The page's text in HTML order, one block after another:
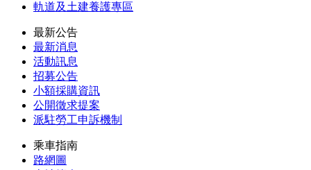
軌道及土建養護專區
最新公告
最新消息
活動訊息
招募公告
小額採購資訊
公開徵求提案
派駐勞工申訴機制
乘車指南
路網圖